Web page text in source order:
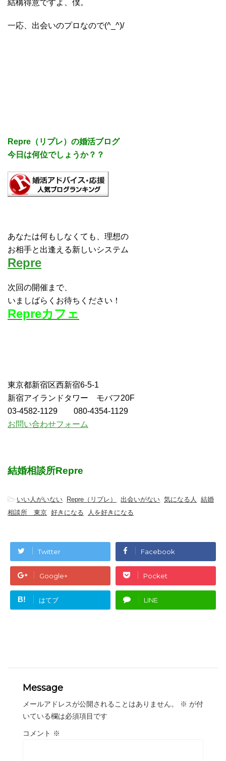
結構得意ですよ、僕。
一応、出会いのプロなので(^_^)/
Repre（リプレ）の婚活ブログ
今日は何位でしょうか？？
あなたは何もしなくても、理想の
お相手と出逢える新しいシステム
Repre
次回の開催まで、
いましばらくお待ちください！
Repreカフェ
東京都新宿区西新宿6-5-1
新宿アイランドタワー モバフ20F
03-4582-1129 080-4354-1129
お問い合わせフォーム
結婚相談所Repre
-いい人がいない, Repre（リプレ） , 出会いがない, 気になる人 , 結婚
相談所 東京, 好きになる, 人を好きになる
Twitter Facebook
Google+ Pocket
B! はてブ LINE
Message
メールアドレスが公開されることはありません。 ※ が付
いている欄は必須項目です
コメント ※